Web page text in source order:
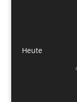
Heute